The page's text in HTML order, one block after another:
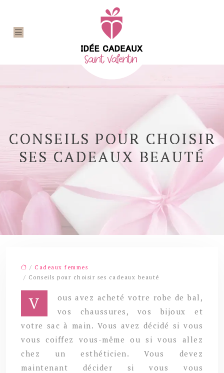
CONSEILS POUR CHOISIR
SES CADEAUX BEAUTÉ
/ Cadeaux femmes
/ Conseils pour choisir ses cadeaux beauté
Vous avez acheté votre robe de bal,
vos chaussures, vos bijoux et
votre sac à main. Vous avez décidé si vous
vous coiffez vous-même ou si vous allez
chez un esthéticien. Vous devez
maintenant décider si vous vous